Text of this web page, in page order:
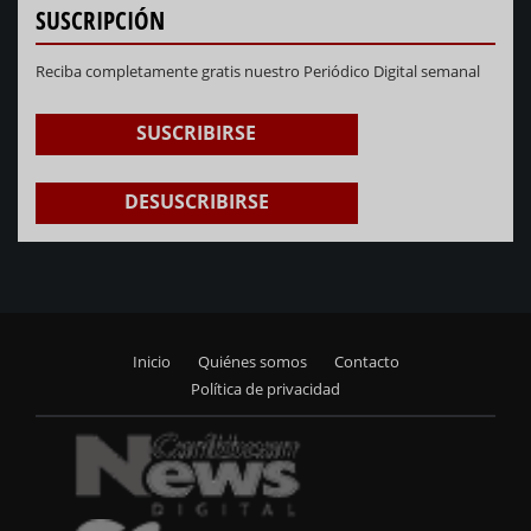
SUSCRIPCIÓN
Reciba completamente gratis nuestro Periódico Digital semanal
SUSCRIBIRSE
DESUSCRIBIRSE
menu
Inicio Quiénes somos
Contacto
Política de privacidad